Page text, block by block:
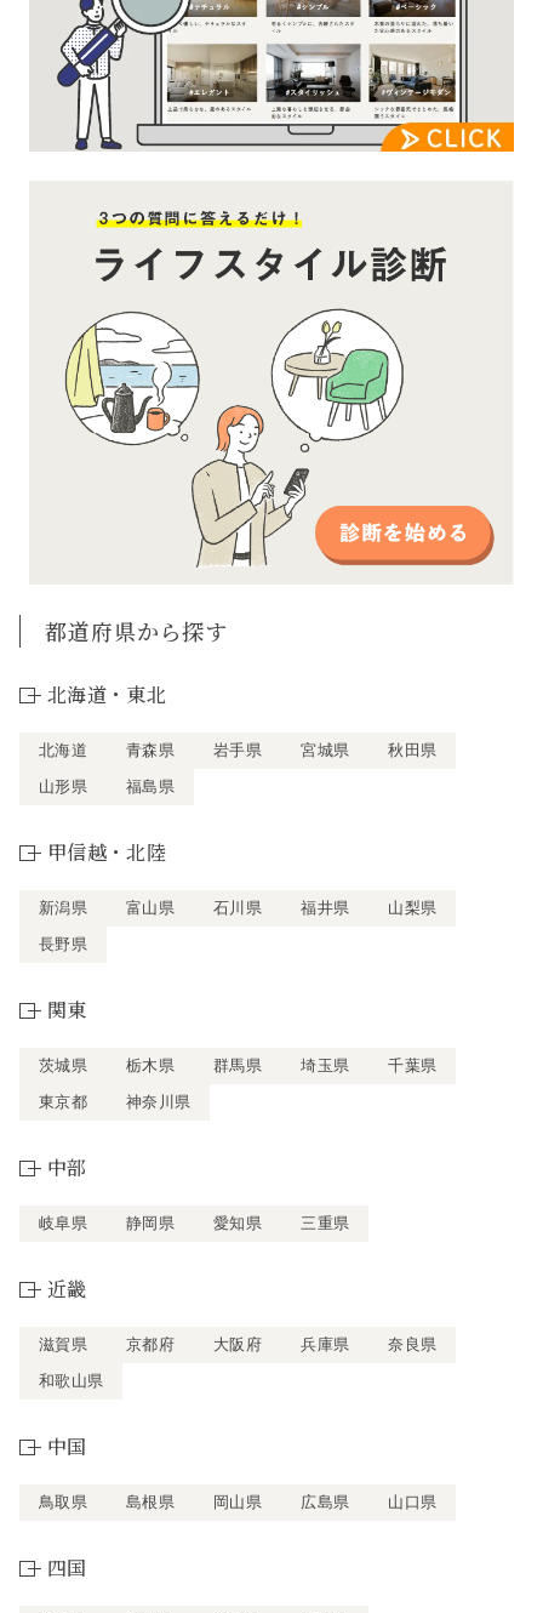
都道府県から探す
北海道・東北
北海道 青森県 岩手県 宮城県
秋田県
山形県
福島県
甲信越・北陸
新潟県 富山県 石川県 福井県
山梨県
長野県
関東
茨城県 栃木県 群馬県 埼玉県
千葉県
東京都
神奈川県
中部
岐阜県 静岡県 愛知県 三重県
近畿
滋賀県 京都府 大阪府 兵庫県
奈良県
和歌山県
中国
鳥取県 島根県 岡山県 広島県 山口県
四国